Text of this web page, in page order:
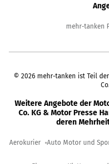
mehr-tanken
© 2026 mehr-tanken ist Teil
Weitere Angebote der
Co. KG & Motor Presse
deren
Aerokurier Auto Motor und